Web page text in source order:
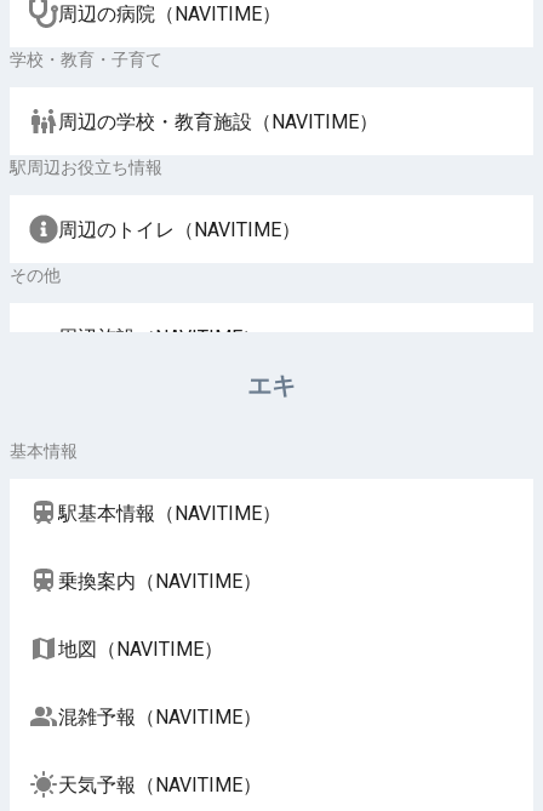
周辺の病院（NAVITIME）
学校・教育・子育て
周辺の学校・教育施設（NAVITIME）
駅周辺お役立ち情報
周辺のトイレ（NAVITIME）
その他
周辺施設（NAVITIME）
エキ
基本情報
駅基本情報（NAVITIME）
乗換案内（NAVITIME）
地図（NAVITIME）
混雑予報（NAVITIME）
天気予報（NAVITIME）